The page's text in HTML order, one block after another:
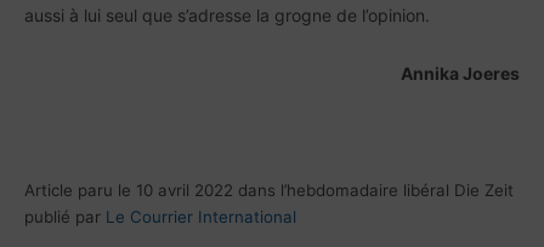
aussi à lui seul que s’adresse la grogne de l’opinion.
Annika Joeres
Article paru le 10 avril 2022 dans l’hebdomadaire libéral Die Zeit
publié par Le Courrier International